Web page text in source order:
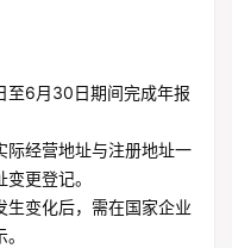
至6月30日期间完成年报
际经营地址与注册地址一
更登记。
生变化后，需在国家企业